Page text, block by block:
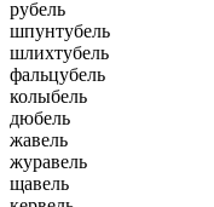
рубель
шпунтубель
шлихтубель
фальцубель
колыбель
дюбель
жавель
журавель
щавель